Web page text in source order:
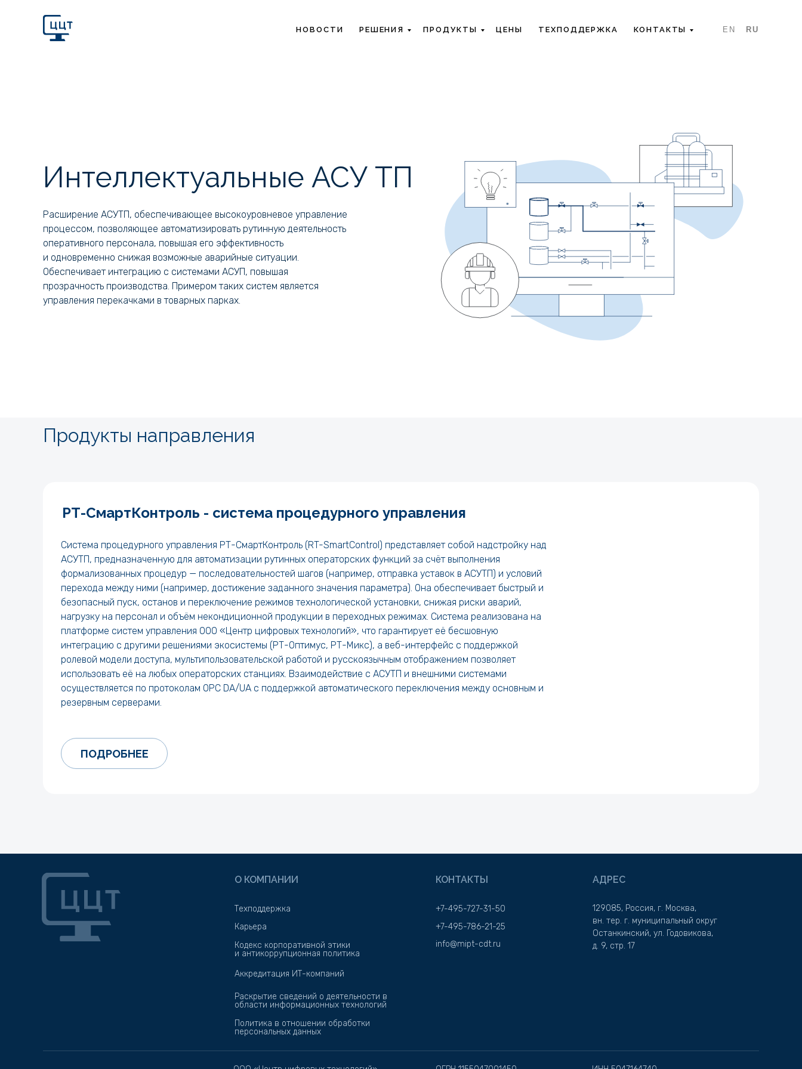
НОВОСТИ РЕШЕНИЯ ПРОДУКТЫ ЦЕНЫ TЕХПОДДЕРЖКА КОНТАКТЫ EN RU
Расширение АСУТП, обеспечивающее высокоуровневое управление
процессом, позволяющее автоматизировать рутинную деятельность
оперативного персонала, повышая его эффективность
и одновременно снижая возможные аварийные ситуации.
Обеспечивает интеграцию с системами АСУП, повышая
прозрачность производства. Примером таких систем является
управления перекачками в товарных парках.
Интеллектуальные АСУ ТП
Продукты направления
РТ-СмартКонтроль - система процедурного управления
Система процедурного управления РТ-СмартКонтроль (RT-SmartControl) представляет собой надстройку над
АСУТП, предназначенную для автоматизации рутинных операторских функций за счёт выполнения
формализованных процедур — последовательностей шагов (например, отправка уставок в АСУТП) и условий
перехода между ними (например, достижение заданного значения параметра). Она обеспечивает быстрый и
безопасный пуск, останов и переключение режимов технологической установки, снижая риски аварий,
нагрузку на персонал и объём некондиционной продукции в переходных режимах. Система реализована на
платформе систем управления ООО «Центр цифровых технологий», что гарантирует её бесшовную
интеграцию с другими решениями экосистемы (РТ-Оптимус, РТ-Микс), а веб-интерфейс с поддержкой
ролевой модели доступа, мультипользовательской работой и русскоязычным отображением позволяет
использовать её на любых операторских станциях. Взаимодействие с АСУТП и внешними системами
осуществляется по протоколам OPC DA/UA с поддержкой автоматического переключения между основным и
резервным серверами.
ПОДРОБНЕЕ
129085, Россия, г. Москва,
вн. тер. г. муниципальный округ
Останкинский, ул. Годовикова,
д. 9, стр. 17
О КОМПАНИИ
Техподдержка
КОНТАКТЫ
+7-495-727-31-50
Карьера
+7-495-786-21-25
Кодекс корпоративной этики
и антикоррупционная политика
АДРЕС
info@mipt-cdt.ru
Раскрытие сведений о деятельности в
области информационных технологий
Аккредитация ИТ-компаний
Политика в отношении обработки
персональных данных